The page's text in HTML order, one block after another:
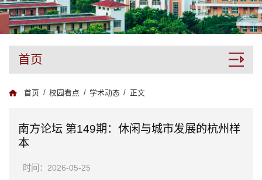
首页
首页 / 校园看点 / 学术动态 / 正文
南方论坛 第149期：休闲与城市发展的杭州样
本
时间：2026-05-25